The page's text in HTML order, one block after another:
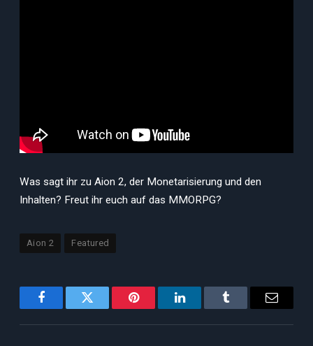
Was sagt ihr zu Aion 2, der Monetarisierung und den
Inhalten? Freut ihr euch auf das MMORPG?
Aion 2 Featured
FacebookTwitter PinterestLinkedInTumblr Email